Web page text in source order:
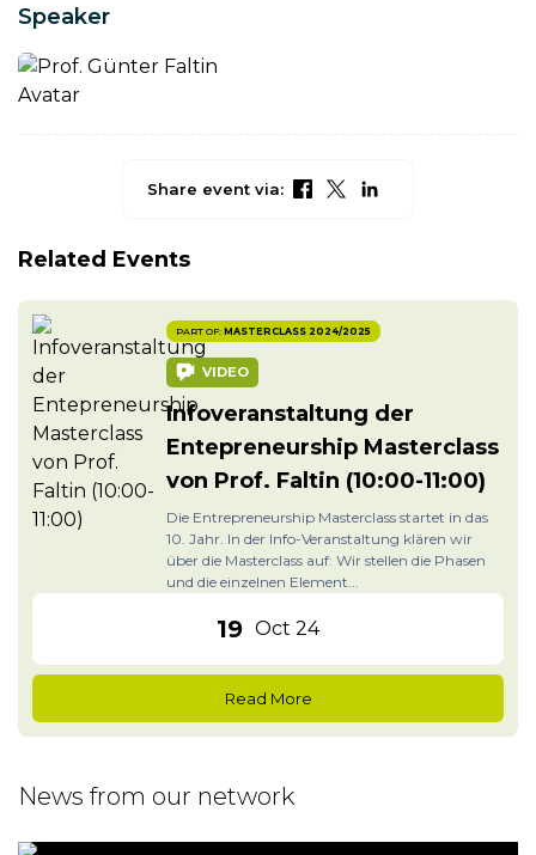
Speaker
PROF. GÜNTER FALTIN
Share event via:
Related Events
PART OF: MASTERCLASS 2024/2025
VIDEO
Infoveranstaltung der
Entepreneurship Masterclass
von Prof. Faltin (10:00-11:00)
Die Entrepreneurship Masterclass startet in das
10. Jahr. In der Info-Veranstaltung klären wir
über die Masterclass auf: Wir stellen die Phasen
und die einzelnen Element...
19 Oct 24
Read More
News from our network